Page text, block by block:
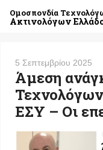
Ομοσπονδία
Ακτινολόγων
5 Σεπτεμβρίου 2025
Άμεση
ΕΣΥ – Οι